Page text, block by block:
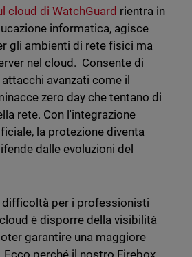
cloud di WatchGuard rientra in
informatica, agisce
gli ambienti di rete fisici ma
nel cloud. Consente di
avanzati come il
zero day che tentano di
rete. Con l'integrazione
la protezione diventa
dalle evoluzioni del
difficoltà per i professionisti
è disporre della visibilità
garantire una maggiore